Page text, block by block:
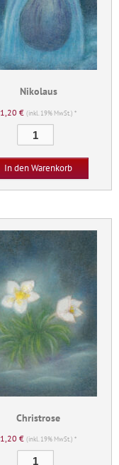
Nikolaus
1,20€ (inkl. 19% MwSt.) *
Menge
In den Warenkorb
Christrose
1,20€ (inkl. 19% MwSt.) *